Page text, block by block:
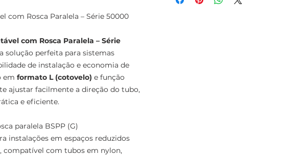
com Rosca Paralela – Série 50000
com Rosca Paralela – Série
solução perfeita para sistemas
de instalação e economia de
em formato L (cotovelo) e função
ajustar facilmente a direção do tubo,
e eficiente.
paralela BSPP (G)
instalações em espaços reduzidos
, compatível com tubos em nylon,